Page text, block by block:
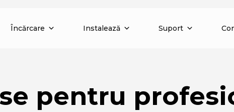
Încărcare Instalează Suport
pentru